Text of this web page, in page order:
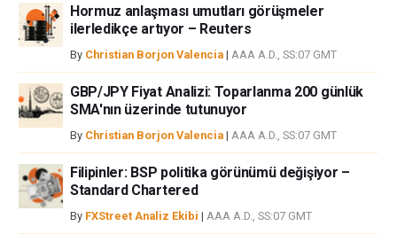
Hormuz anlaşması umutları görüşmeler
ilerledikçe artıyor – Reuters
By Christian Borjon Valencia | AAA A.D., SS:07 GMT
GBP/JPY Fiyat Analizi: Toparlanma 200 günlük
SMA'nın üzerinde tutunuyor
By Christian Borjon Valencia | AAA A.D., SS:07 GMT
Filipinler: BSP politika görünümü değişiyor –
Standard Chartered
By FXStreet Analiz Ekibi | AAA A.D., SS:07 GMT